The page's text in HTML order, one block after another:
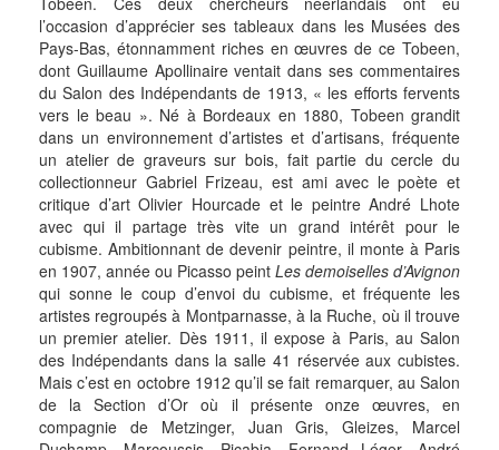
l’occasion d’apprécier ses tableaux dans les Musées des
Pays-Bas, étonnamment riches en œuvres de ce Tobeen,
dont Guillaume Apollinaire ventait dans ses commentaires
du Salon des Indépendants de 1913, « les efforts fervents
vers le beau ». Né à Bordeaux en 1880, Tobeen grandit
dans un environnement d’artistes et d’artisans, fréquente
un atelier de graveurs sur bois, fait partie du cercle du
collectionneur Gabriel Frizeau, est ami avec le poète et
critique d’art Olivier Hourcade et le peintre André Lhote
avec qui il partage très vite un grand intérêt pour le
cubisme. Ambitionnant de devenir peintre, il monte à Paris
en 1907, année ou Picasso peint Les demoiselles d’Avignon
qui sonne le coup d’envoi du cubisme, et fréquente les
artistes regroupés à Montparnasse, à la Ruche, où il trouve
un premier atelier. Dès 1911, il expose à Paris, au Salon
des Indépendants dans la salle 41 réservée aux cubistes.
Mais c’est en octobre 1912 qu’il se fait remarquer, au Salon
de la Section d’Or où il présente onze œuvres, en
compagnie de Metzinger, Juan Gris, Gleizes, Marcel